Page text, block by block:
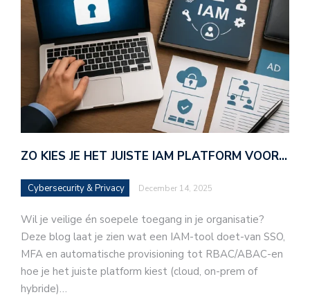
ZO KIES JE HET JUISTE IAM PLATFORM VOOR…
Cybersecurity & Privacy December 14, 2025
Wil je veilige én soepele toegang in je organisatie?
Deze blog laat je zien wat een IAM-tool doet-van SSO,
MFA en automatische provisioning tot RBAC/ABAC-en
hoe je het juiste platform kiest (cloud, on-prem of
hybride)…